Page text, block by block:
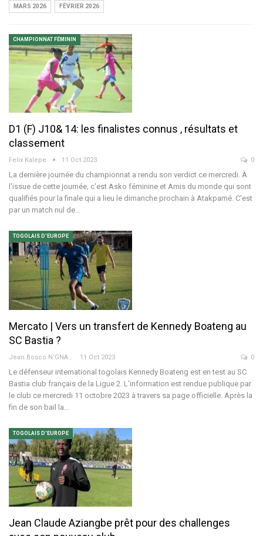
MARS 2026 FÉVRIER 2026
CHAMPIONNAT FÉMININ
D1 (F) J10& 14: les finalistes connus , résultats et
classement
Felix Kalepe 11 Oct 2023 0
La dernière journée du championnat a rendu son verdict ce mercredi. À
l'issue de cette journée, c'est Asko féminine et Amis du monde qui sont
qualifiés pour la finale qui a lieu le dimanche prochain à Atakpamé. C'est
par un match nul de…
TOGOLAIS D'EUROPE
Mercato | Vers un transfert de Kennedy Boateng au
SC Bastia ?
Jean Bosco N'GNAMA 11 Oct 2023 0
Le défenseur international togolais Kennedy Boateng est en test au SC
Bastia club français de la Ligue 2. L'information est rendue publique par
le club ce mercredi 11 octobre 2023 à travers sa page officielle. Après la
fin de son bail la…
TOGOLAIS D'EUROPE
Jean Claude Aziangbe prêt pour des challenges